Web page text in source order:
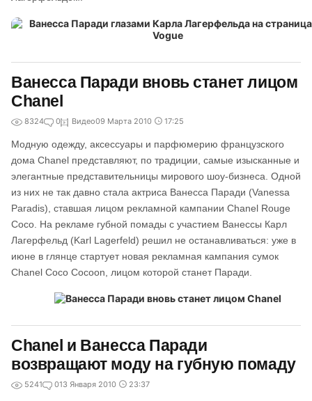
Ванесса Паради вновь станет лицом
Chanel
8324 0 Видео09 Марта 2010 17:25
Модную одежду, аксессуары и парфюмерию французского
дома Chanel представляют, по традиции, самые изысканные и
элегантные представительницы мирового шоу-бизнеса. Одной
из них не так давно стала актриса Ванесса Паради (Vanessa
Paradis), ставшая лицом рекламной кампании Chanel Rouge
Coco. На рекламе губной помады с участием Ванессы Карл
Лагерфельд (Karl Lagerfeld) решил не останавливаться: уже в
июне в глянце стартует новая рекламная кампания сумок
Chanel Coco Cocoon, лицом которой станет Паради.
Chanel и Ванесса Паради
возвращают моду на губную помаду
5241 013 Января 2010 23:37